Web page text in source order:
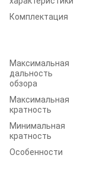
Комплектация
Максимальная
дальность
обзора
Максимальная
кратность
Минимальная
кратность
Особенности